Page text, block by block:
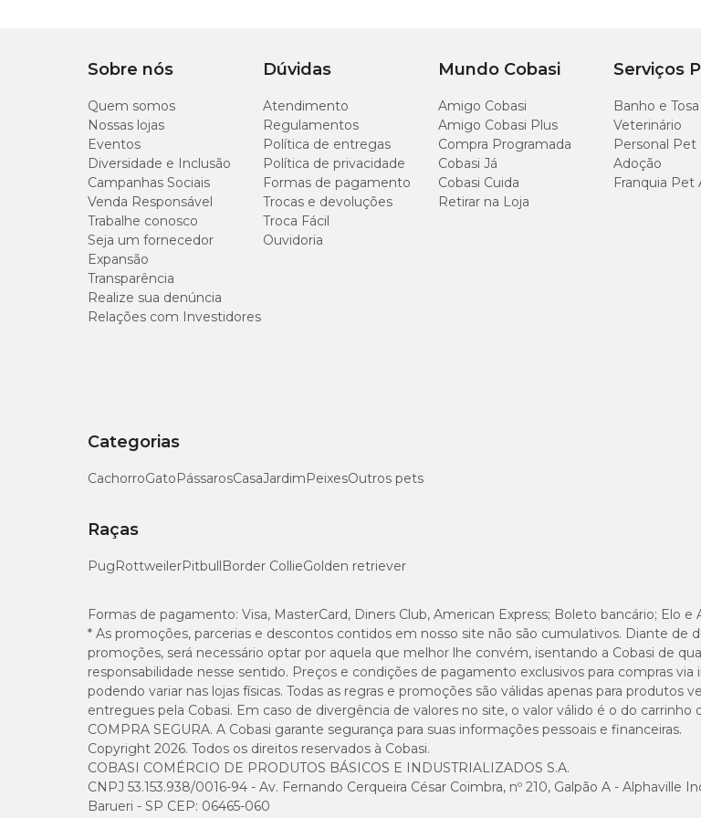
Sobre nós
Quem somos
Nossas lojas
Eventos
Diversidade e Inclusão
Campanhas Sociais
Venda Responsável
Trabalhe conosco
Seja um fornecedor
Expansão
Transparência
Realize sua denúncia
Relações com Investidores
Dúvidas
Atendimento
Regulamentos
Política de entregas
Política de privacidade
Formas de pagamento
Trocas e devoluções
Troca Fácil
Ouvidoria
Mundo Cobasi
Amigo Cobasi
Amigo Cobasi Plus
Compra Programada
Cobasi Já
Cobasi Cuida
Retirar na Loja
Serviços
Banho e Tosa
Veterinário
Personal Pet
Adoção
Franquia Pet
Categorias
CachorroGatoPássarosCasaJardimPeixesOutros pets
Raças
PugRottweilerPitbullBorder CollieGolden retriever
Formas de pagamento: Visa, MasterCard, Diners Club, American Express; Boleto bancário; Elo e
* As promoções, parcerias e descontos contidos em nosso site não são cumulativos. Diante de
promoções, será necessário optar por aquela que melhor lhe convém, isentando a Cobasi de
responsabilidade nesse sentido. Preços e condições de pagamento exclusivos para compras via
podendo variar nas lojas físicas. Todas as regras e promoções são válidas apenas para produtos
entregues pela Cobasi. Em caso de divergência de valores no site, o valor válido é o do carrinho
COMPRA SEGURA. A Cobasi garante segurança para suas informações pessoais e financeiras.
Copyright 2026. Todos os direitos reservados à Cobasi.
COBASI COMÉRCIO DE PRODUTOS BÁSICOS E INDUSTRIALIZADOS S.A.
CNPJ 53.153.938/0016-94 - Av. Fernando Cerqueira César Coimbra, nº 210, Galpão A - Alphaville
Barueri - SP CEP: 06465-060